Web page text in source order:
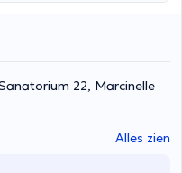
22, Marcinelle
Alles zien